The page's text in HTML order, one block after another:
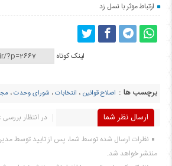
ارتباط موثر با نسل زد
لینک کوتاه
برچسب ها : اصلاح قوانین ، انتخابات، شورای وحدت،
ارسال نظر شما
در انتظار بررسی : 0
نظرات ارسال شده توسط شما، پس از تایید توسط
منتشر خواهد شد.